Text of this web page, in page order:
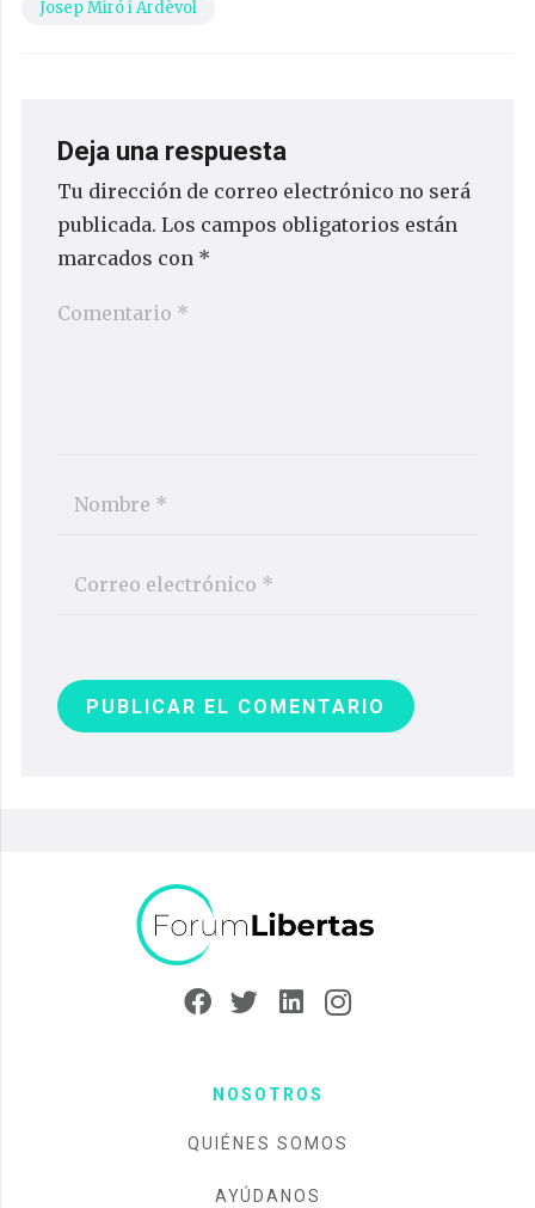
Josep Miró i Ardèvol
Deja una respuesta
Tu dirección de correo electrónico no será
publicada. Los campos obligatorios están
marcados con *
PUBLICAR EL COMENTARIO
NOSOTROS
QUIÉNES SOMOS
AYÚDANOS